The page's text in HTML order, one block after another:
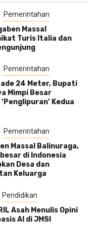
Pemerintahan
Massal
Turis Italia dan
Pemerintahan
24 Meter, Bupati
Mimpi Besar
Kedua
Pemerintahan
Massal Balinuraga,
di Indonesia
Desa dan
Keluarga
Pendidikan
Asah Menulis Opini
AI di JMSI